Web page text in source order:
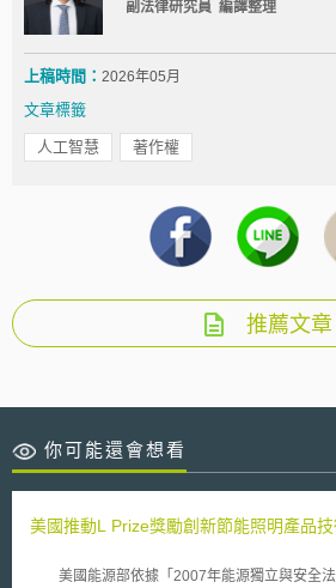
副法律研究員 編譯整理
上稿時間： 2026年05月
文章標籤
人工智慧 著作權
推薦文章
你可能還會想看
美國推動L Prize獎勵創新節能照明產品
美國能源部依據「2007年能源獨立與安全法